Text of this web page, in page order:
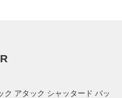
ク アタック シャッタード バッ